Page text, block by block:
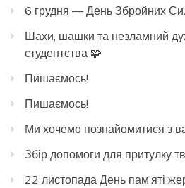
6 грудня — День Збройних
Шахи, шашки та незламний
студентства 🧩
Пишаємось!
Пишаємось!
Ми хочемо познайомитися з
Збір допомоги для притулку
22 листопада День пам’яті